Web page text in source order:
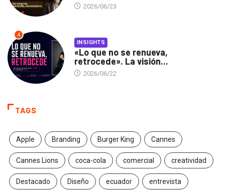
2026/06/23
4
INSIGHTS
«Lo que no se renueva,
retrocede». La visión...
2026/06/22
TAGS
Apple Branding Burger King Cannes
Cannes Lions coca-cola comercial creatividad
Destacado Diseño ecuador entrevista